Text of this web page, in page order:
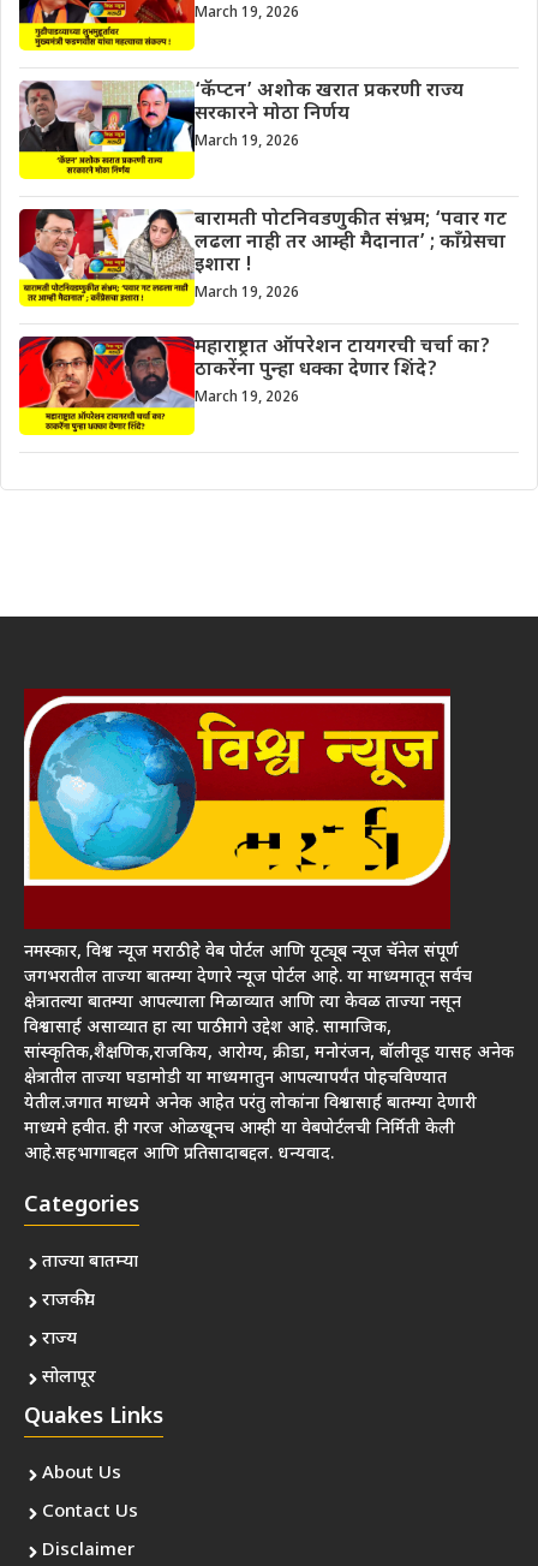
March 19, 2026
‘कॅप्टन’ अशोक खरात प्रकरणी राज्य
सरकारने मोठा निर्णय
March 19, 2026
बारामती पोटनिवडणुकीत संभ्रम; ‘पवार गट
लढला नाही तर आम्ही मैदानात’ ; काँग्रेसचा
इशारा !
March 19, 2026
महाराष्ट्रात ऑपरेशन टायगरची चर्चा का?
ठाकरेंना पुन्हा धक्का देणार शिंदे?
March 19, 2026
नमस्कार, विश्व न्यूज मराठी हे वेब पोर्टल आणि यूट्यूब न्यूज चॅनेल संपूर्ण
जगभरातील ताज्या बातम्या देणारे न्यूज पोर्टल आहे. या माध्यमातून सर्वच
क्षेत्रातल्या बातम्या आपल्याला मिळाव्यात आणि त्या केवळ ताज्या नसून
विश्वासार्ह असाव्यात हा त्या पाठीमागे उद्देश आहे. सामाजिक,
सांस्कृतिक,शैक्षणिक,राजकिय, आरोग्य, क्रीडा, मनोरंजन, बॉलीवूड यासह अनेक
क्षेत्रातील ताज्या घडामोडी या माध्यमातुन आपल्यापर्यंत पोहचविण्यात
येतील.जगात माध्यमे अनेक आहेत परंतु लोकांना विश्वासार्ह बातम्या देणारी
माध्यमे हवीत. ही गरज ओळखूनच आम्ही या वेबपोर्टलची निर्मिती केली
आहे.सहभागाबद्दल आणि प्रतिसादाबद्दल. धन्यवाद.
Categories
ताज्या बातम्या
राजकीय
राज्य
सोलापूर
Quakes Links
About Us
Contact Us
Disclaimer